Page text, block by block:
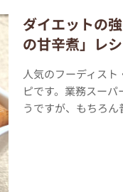
ダイエットの
の甘辛煮」レ
人気のフーディス
ピです。業務スー
うですが、もちろ